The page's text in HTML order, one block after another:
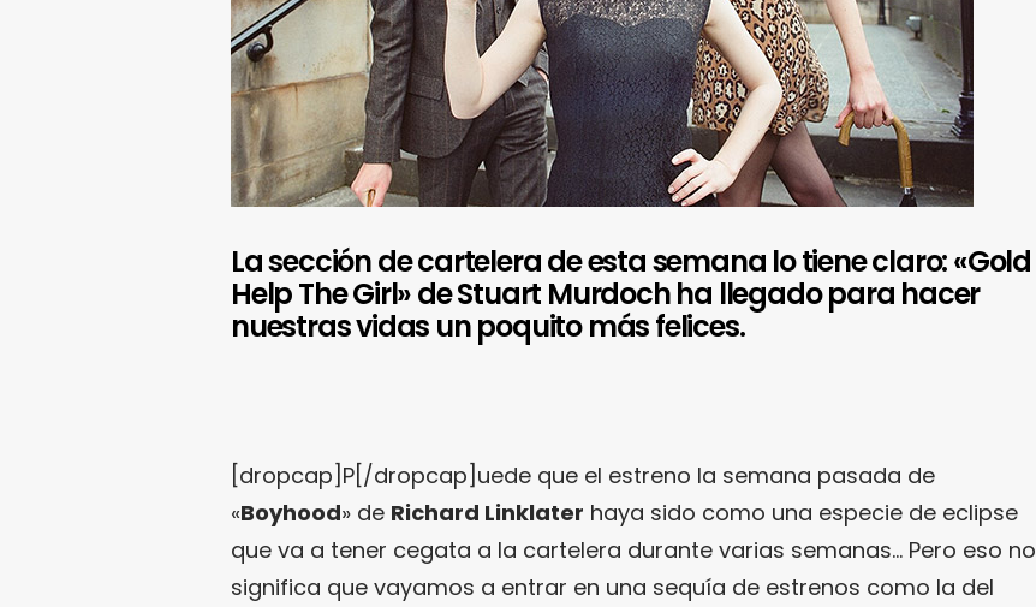
La sección de cartelera de esta semana lo tiene claro: «Gold
Help The Girl» de Stuart Murdoch ha llegado para hacer
nuestras vidas un poquito más felices.
[dropcap]P[/dropcap]uede que el estreno la semana pasada de
«Boyhood» de Richard Linklater haya sido como una especie de eclipse
que va a tener cegata a la cartelera durante varias semanas… Pero eso no
significa que vayamos a entrar en una sequía de estrenos como la del